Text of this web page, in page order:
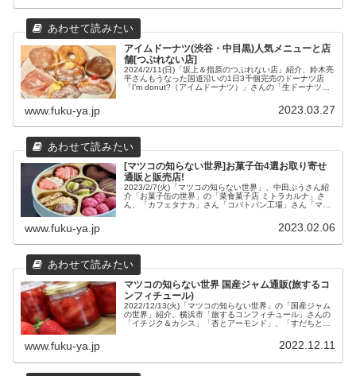
アイムドーナツ(渋谷・中目黒)人気メニューと店
舗[つぶれない店]
2024/2/11(日)「坂上＆指原のつぶれない店」紹介、鈴木亮
平さんもうなった国道沿いの1日3千個完売のドーナツ店
「I’m donut?（アイムドーナツ）」さんの「生ドーナツ」
さんのメニューと、渋谷店さん、中目黒店さん、福岡店さ
ん、原宿店さん、「表参道店」さんの場所や営業時間など
www.fuku-ya.jp 2023.03.27
[マツコの知らない世界]お菓子缶4選お取り寄せ
通販と販売店!
2023/2/7(火)「マツコの知らない世界」、中田ぷうさん紹
介「お菓子缶の世界」の「菜食菓子店 ミトラカルナ」さ
ん、「カフェタナカ」さん「コバトパン工場」さん「マモ
www.fuku-ya.jp 2023.02.06
マツコの知らない世界 国産ジャム通販(旅するコ
ンフィチュール)
2022/12/13(火)「マツコの知らない世界」の「国産ジャム
の世界」紹介、横浜市「旅するコンフィチュール」さんの
「イチジク＆カシス」「杏とアーモンド」、「すだちと日
や営業時間などの店舗情報をまとめて みました。
www.fuku-ya.jp 2022.12.11